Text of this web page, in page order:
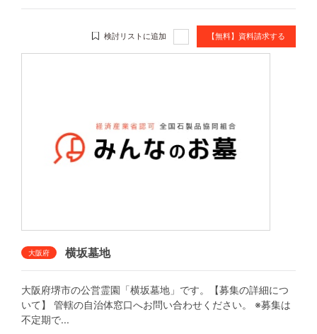
検討リストに追加 【無料】資料請求する
大阪府 横坂墓地
大阪府堺市の公営霊園「横坂墓地」です。【募集の詳細につ
いて】 管轄の自治体窓口へお問い合わせください。 ※募集は
不定期で...